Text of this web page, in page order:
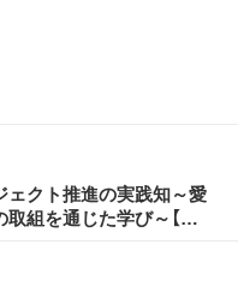
ェクト推進の実践知～愛
組を通じた学び～【オ